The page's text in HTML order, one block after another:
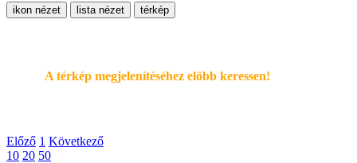
ikon nézet lista nézet térkép
A térkép megjelenítéséhez elöbb keressen!
Előző 1 Következő
10 20 50